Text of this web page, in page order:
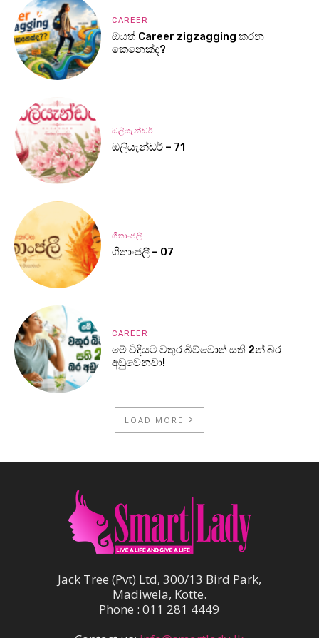
CAREER
ඔයත් Career zigzagging කරන
කෙනෙක්ද?
ඔලියැන්ඩර්
ඔලියැන්ඩර් – 71
ගීතාංජලී
ගීතාංජලී – 07
CAREER
මේ විදියට වතුර බිව්වොත් සති 2න් බර
අඩුවෙනවා!
LOAD MORE
Jack Tree (Pvt) Ltd, 300/13 Bird Park,
Madiwela, Kotte.
Phone : 011 281 4449